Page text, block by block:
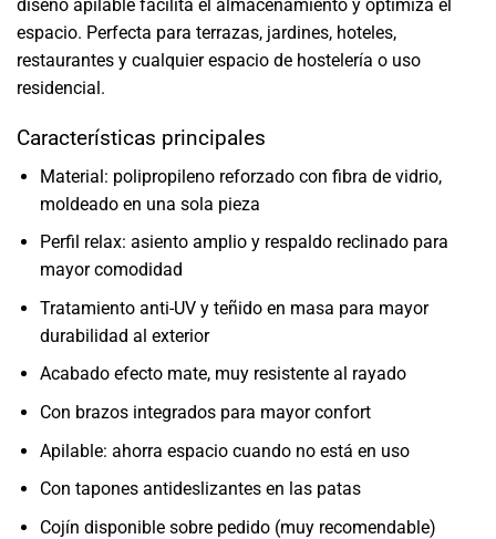
diseño apilable facilita el almacenamiento y optimiza el
espacio. Perfecta para terrazas, jardines, hoteles,
restaurantes y cualquier espacio de hostelería o uso
residencial.
Características principales
Material: polipropileno reforzado con fibra de vidrio,
moldeado en una sola pieza
Perfil relax: asiento amplio y respaldo reclinado para
mayor comodidad
Tratamiento anti-UV y teñido en masa para mayor
durabilidad al exterior
Acabado efecto mate, muy resistente al rayado
Con brazos integrados para mayor confort
Apilable: ahorra espacio cuando no está en uso
Con tapones antideslizantes en las patas
Cojín disponible sobre pedido (muy recomendable)